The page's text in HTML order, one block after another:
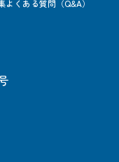
よくある質問（Q&A）